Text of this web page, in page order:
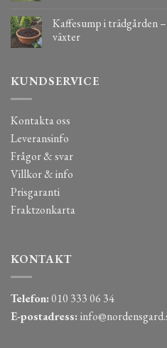
Kaffesump i trädgården
växter
KUNDSERVICE
Kontakta oss
Leveransinfo
Frågor & svar
Villkor & info
Prisgaranti
Fraktzonkarta
KONTAKT
Telefon:010 333 06 34
E-postadress: